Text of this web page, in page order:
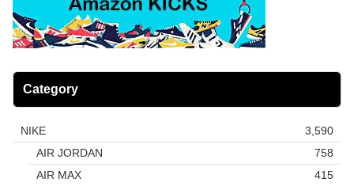
Category
NIKE
3,590
AIR JORDAN
758
AIR MAX
415